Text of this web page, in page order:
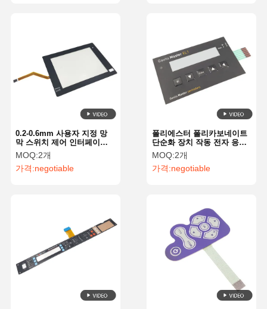
우리 에 관한
폴리에스터 폴리카보네이트
단순화 장치 작동 전자 응용
프로그램을위한 사용자 지정
키보드 막
MOQ:2개
가격:negotiable
0.2-0.6mm 사용자 지정 망
막 스위치 제어 인터페이스
장치 성능을 최적화
MOQ:2개
가격:negotiable